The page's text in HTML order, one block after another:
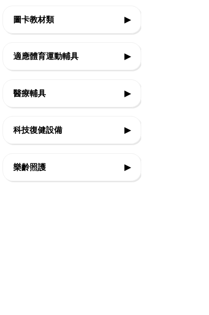
◇觸覺
◇感官刺激
◇邏輯思考教具
◇精細動作教具
◇教室設備
圖卡教材類 ▶
◇口語表達
◇社會技巧
適應體育運動輔具 ▶
◇復健運動三輪車
◇Frame Running 框架跑步三輪車
醫療輔具 ▶
◇休閒育樂輔具
◇步態訓練器
科技復健設備 ▶
◇復健治療設備
樂齡照護 ▶